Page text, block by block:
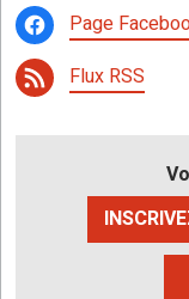
Page
Flux RSS